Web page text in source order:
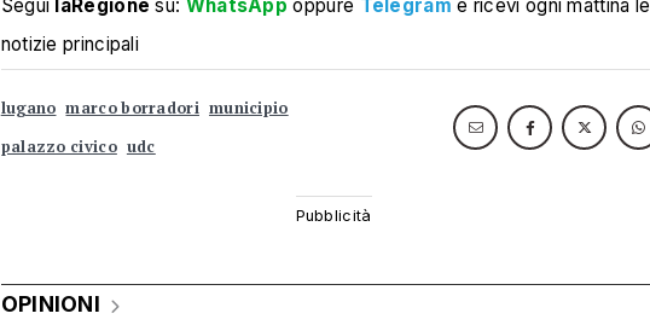
Segui laRegione su: WhatsApp oppure Telegram e ricevi ogni mattina le
notizie principali
lugano marco borradori municipio
palazzo civico udc
OPINIONI